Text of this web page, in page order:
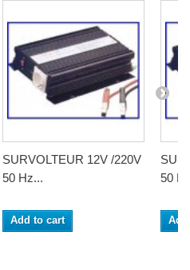
SURVOLTEUR 12V /220V
50 Hz...
Add to cart
50